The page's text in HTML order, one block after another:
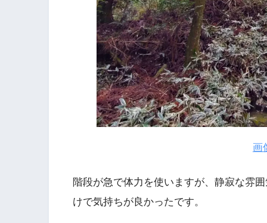
画
階段が急で体力を使いますが、静寂な雰
けで気持ちが良かったです。